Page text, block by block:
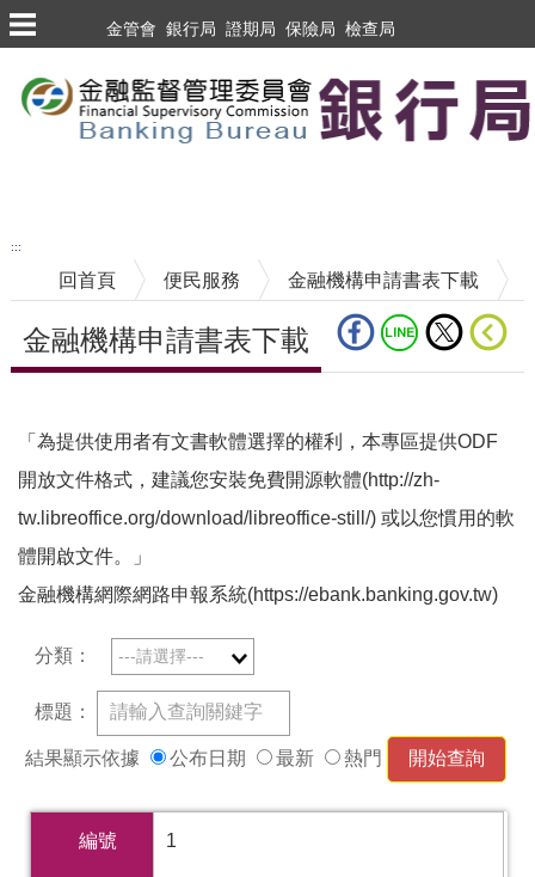
跳到主要內容區塊
金管會 銀行局 證期局 保險局 檢查局
:::
回首頁 便民服務 金融機構申請書表下載
金融機構申請書表下載
「為提供使用者有文書軟體選擇的權利，本專區提供ODF
開放文件格式，建議您安裝免費開源軟體(http://zh-
tw.libreoffice.org/download/libreoffice-still/) 或以您慣用的軟
體開啟文件。」
金融機構網際網路申報系統(https://ebank.banking.gov.tw)
分類：
標題：
結果顯示依據 公布日期 最新 熱門
編號 1